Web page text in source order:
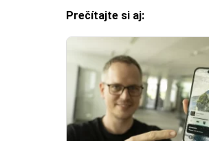
Prečítajte si aj: